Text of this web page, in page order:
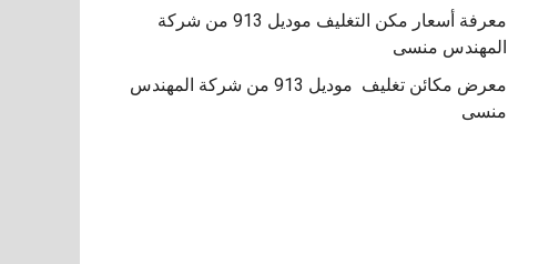
معرفة أسعار مكن التغليف موديل 913 من شركة
المهندس منسى
معرض مكائن تغليف موديل 913 من شركة المهندس
منسى